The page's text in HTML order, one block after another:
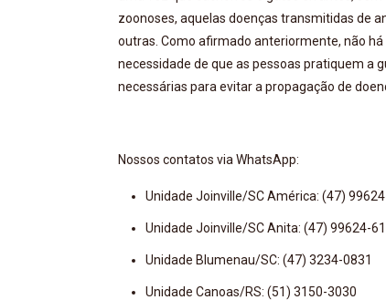
zoonoses, aquelas doenças transmitidas de
outras. Como afirmado anteriormente, não
necessidade de que as pessoas pratiquem a
necessárias para evitar a propagação de
Nossos contatos via WhatsApp:
Unidade Joinville/SC América: (47)
Unidade Joinville/SC Anita: (47) 99624-
Unidade Blumenau/SC: (47) 3234-0831
Unidade Canoas/RS: (51) 3150-3030